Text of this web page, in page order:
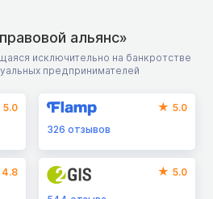
альянс»
исключительно на банкротстве
предпринимателей
5.0
5.0
326отзывов
4.8 5.0